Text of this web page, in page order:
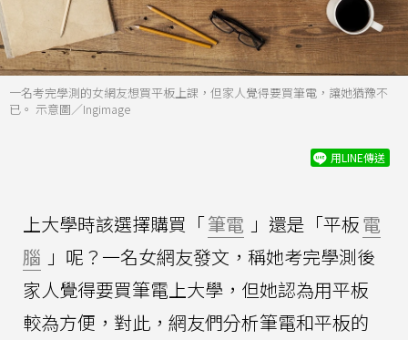
一名考完學測的女網友想買平板上課，但家人覺得要買筆電，讓她猶豫不
已。 示意圖／Ingimage
用LINE傳送
上大學時該選擇購買「筆電 」還是「平板電
腦 」呢？一名女網友發文，稱她考完學測後
家人覺得要買筆電上大學，但她認為用平板
較為方便，對此，網友們分析筆電和平板的